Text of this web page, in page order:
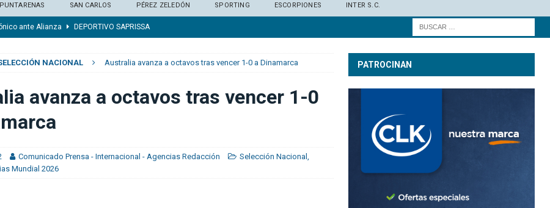
PUNTARENAS SAN CARLOS PÉREZ ZELEDÓN SPORTING ESCORPIONES INTER S.C.
ante Alianza DEPORTIVO SAPRISSA
para ganar» FÚTBOL INTERNACIONAL
del extremo marfileño Yan Diomandé
NACIONAL Australia avanza a octavos tras vencer 1-0 a Dinamarca
avanza a octavos tras vencer 1-0
Comunicado Prensa - Internacional - Agencias Redacción Selección Nacional
Mundial 2026
PATROCINAN